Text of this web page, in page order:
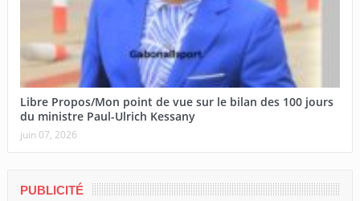
Libre Propos/Mon point de vue sur le bilan des 100 jours
du ministre Paul-Ulrich Kessany
juin 07, 2026
PUBLICITÉ